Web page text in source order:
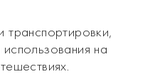
транспортировки,
на